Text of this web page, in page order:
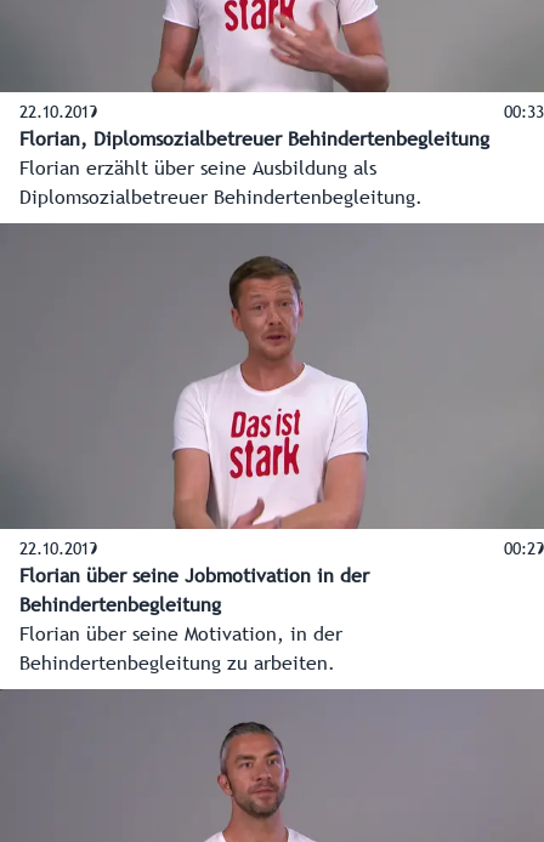
22.10.2019 00:33
Florian, Diplomsozialbetreuer Behindertenbegleitung
Florian erzählt über seine Ausbildung als
Diplomsozialbetreuer Behindertenbegleitung.
22.10.2019 00:29
Florian über seine Jobmotivation in der
Behindertenbegleitung
Florian über seine Motivation, in der
Behindertenbegleitung zu arbeiten.